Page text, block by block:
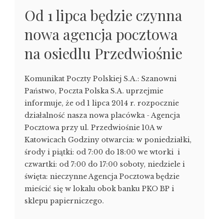
Od 1 lipca będzie czynna
nowa agencja pocztowa
na osiedlu Przedwiośnie
Komunikat Poczty Polskiej S.A.: Szanowni
Państwo, Poczta Polska S.A. uprzejmie
informuje, że od 1 lipca 2014 r. rozpocznie
działalność nasza nowa placówka - Agencja
Pocztowa przy ul. Przedwiośnie 10A w
Katowicach Godziny otwarcia: w poniedziałki,
środy i piątki: od 7:00 do 18:00 we wtorki i
czwartki: od 7:00 do 17:00 soboty, niedziele i
święta: nieczynne Agencja Pocztowa będzie
mieścić się w lokalu obok banku PKO BP i
sklepu papierniczego.